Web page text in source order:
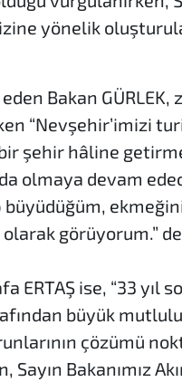
yönelik
Bakan
“Nevşehir’imizi
şehir hâline
olmaya devam
büyüdüğüm,
görüyorum.”
ERTAŞ ise, “33 yıl
büyük
çözümü
Bakanımız